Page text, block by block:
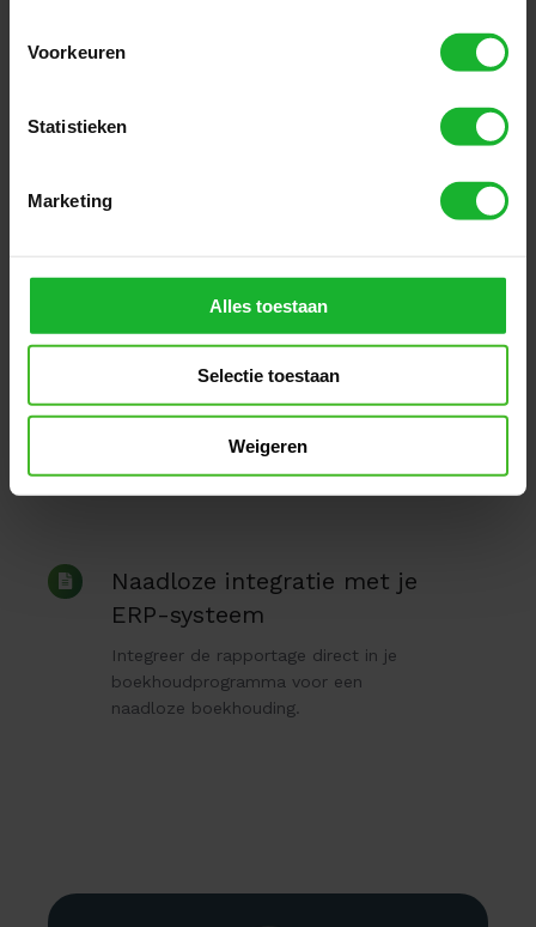
Voorkeuren
Statistieken
Marketing
Alles toestaan
Selectie toestaan
Weigeren
Real-time zichtbaarheid
betaalstatussen en weet altijd waar je
Real-
zichtbaarheid
Naadloze integratie met je
ERP-systeem
Integreer de rapportage direct in je
boekhoudprogramma voor een
naadloze boekhouding.
Naadloze
integratie
systeem